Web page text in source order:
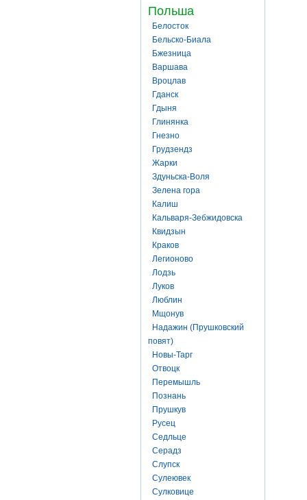
Польша
Белосток
Бельско-Биала
Бжезница
Варшава
Вроцлав
Гданск
Гдыня
Глинянка
Гнезно
Грудзендз
Жарки
Здуньска-Воля
Зелена гора
Калиш
Кальваря-Зебжидовска
Квидзын
Краков
Легионово
Лодзь
Луков
Люблин
Мщонув
Надажин (Прушковский
повят)
Новы-Тарг
Отвоцк
Перемышль
Познань
Прушкув
Русец
Седльце
Серадз
Слупск
Сулеювек
Сулковице